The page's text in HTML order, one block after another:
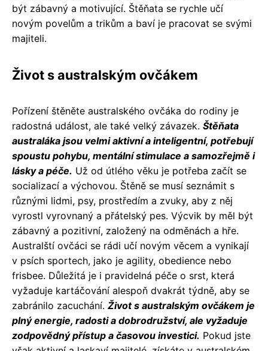
být zábavný a motivující. Štěňata se rychle učí
novým povelům a trikům a baví je pracovat se svými
majiteli.
Život s australským ovčákem
Pořízení štěněte australského ovčáka do rodiny je
radostná událost, ale také velký závazek. Štěňata
australáka jsou velmi aktivní a inteligentní, potřebují
spoustu pohybu, mentální stimulace a samozřejmě i
lásky a péče. Už od útlého věku je potřeba začít se
socializací a výchovou. Štěně se musí seznámit s
různými lidmi, psy, prostředím a zvuky, aby z něj
vyrostl vyrovnaný a přátelský pes. Výcvik by měl být
zábavný a pozitivní, založený na odměnách a hře.
Australští ovčáci se rádi učí novým věcem a vynikají
v psích sportech, jako je agility, obedience nebo
frisbee. Důležitá je i pravidelná péče o srst, která
vyžaduje kartáčování alespoň dvakrát týdně, aby se
zabránilo zacuchání. Život s australským ovčákem je
plný energie, radosti a dobrodružství, ale vyžaduje
zodpovědný přístup a časovou investici. Pokud jste